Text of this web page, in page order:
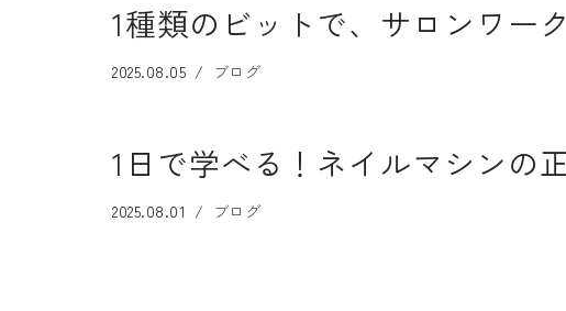
1種類のビットで、サロンワー
2025.08.05 ブログ
1日で学べる！ネイルマシンの
2025.08.01 ブログ